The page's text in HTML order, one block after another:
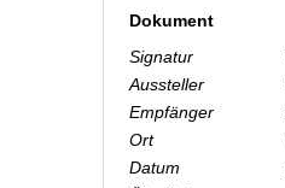
Dokument
Signatur
Aussteller
Empfänger
Ort
Datum